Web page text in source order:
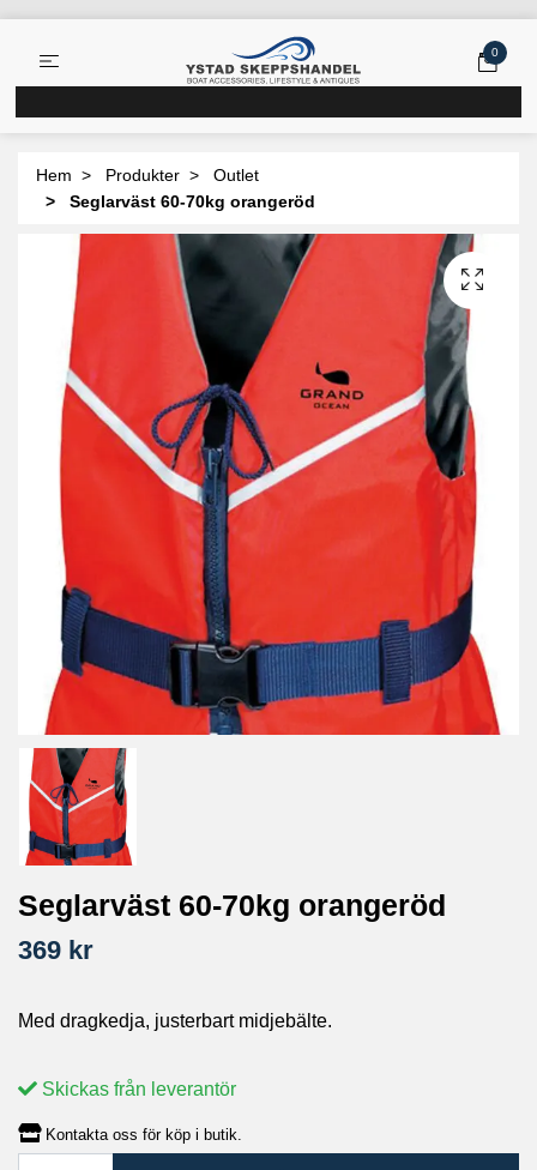
0
Hem Produkter
Outlet
Seglarväst 60-70kg orangeröd
Seglarväst 60-70kg orangeröd
369 kr
Med dragkedja, justerbart midjebälte.
Skickas från leverantör
Kontakta oss för köp i butik.